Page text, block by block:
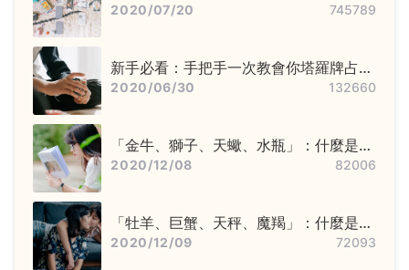
2020/07/20 745789
新手必看：手把手一次教會你塔羅牌占卜
步驟——洗牌＋切牌、抽牌、排牌陣！
2020/06/30 132660
「金牛、獅子、天蠍、水瓶」：什麼是固
定星座，他們又該怎麼追？
2020/12/08 82006
「牡羊、巨蟹、天秤、魔羯」：什麼是基
本星座，他們又該怎麼追？
2020/12/09 72093